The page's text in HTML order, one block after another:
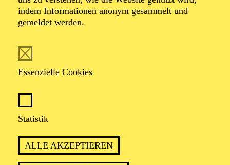
indem Informationen anonym gesammelt und
gemeldet werden.
Essenzielle Cookies
Statistik
ALLE AKZEPTIEREN
Kwangchul Youn und dem Bass Samuel Youn teil und
wurde für seine einzigartige Musikalität gelobt.